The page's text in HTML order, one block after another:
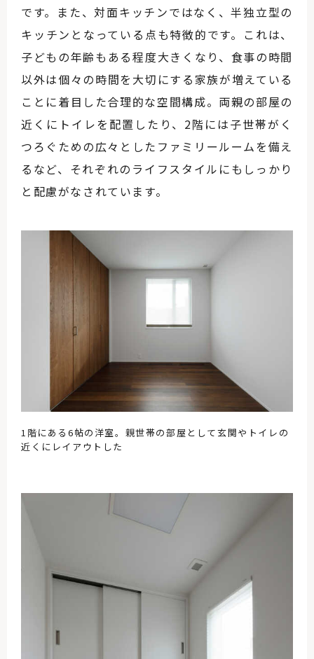
です。また、対面キッチンではなく、半独立型の
キッチンとなっている点も特徴的です。これは、
子どもの年齢もある程度大きくなり、食事の時間
以外は個々の時間を大切にする家族が増えている
ことに着目した合理的な空間構成。両親の部屋の
近くにトイレを配置したり、2階には子世帯がく
つろぐための広々としたファミリールームを備え
るなど、それぞれのライフスタイルにもしっかり
と配慮がなされています。
1階にある6帖の洋室。親世帯の部屋として玄関やトイレの
近くにレイアウトした